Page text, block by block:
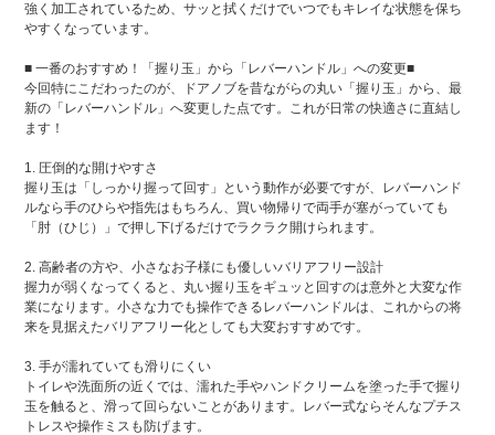
強く加工されているため、サッと拭くだけでいつでもキレイな状態を保ち
やすくなっています。
■ 一番のおすすめ！「握り玉」から「レバーハンドル」への変更■
今回特にこだわったのが、ドアノブを昔ながらの丸い「握り玉」から、最
新の「レバーハンドル」へ変更した点です。これが日常の快適さに直結し
ます！
1. 圧倒的な開けやすさ
握り玉は「しっかり握って回す」という動作が必要ですが、レバーハンド
ルなら手のひらや指先はもちろん、買い物帰りで両手が塞がっていても
「肘（ひじ）」で押し下げるだけでラクラク開けられます。
2. 高齢者の方や、小さなお子様にも優しいバリアフリー設計
握力が弱くなってくると、丸い握り玉をギュッと回すのは意外と大変な作
業になります。小さな力でも操作できるレバーハンドルは、これからの将
来を見据えたバリアフリー化としても大変おすすめです。
3. 手が濡れていても滑りにくい
トイレや洗面所の近くでは、濡れた手やハンドクリームを塗った手で握り
玉を触ると、滑って回らないことがあります。レバー式ならそんなプチス
トレスや操作ミスも防げます。